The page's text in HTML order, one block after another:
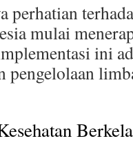
perhatian
mulai
ini
pengelolaan